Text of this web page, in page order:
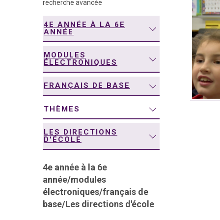
recherche avancée
4E ANNÉE À LA 6E
ANNÉE
MODULES
ÉLECTRONIQUES
FRANÇAIS DE BASE
THÈMES
LES DIRECTIONS
D'ÉCOLE
4e année à la 6e
année/modules
électroniques/français de
base/Les directions d'école